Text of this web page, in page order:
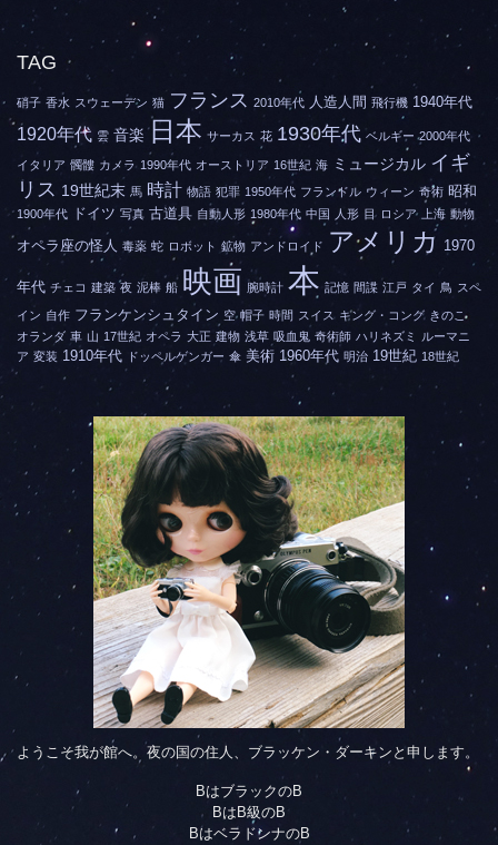
TAG
硝子 香水 スウェーデン 猫 フランス 2010年代 人造人間 飛行機 1940年代
1920年代 雲 音楽 日本 サーカス 花 1930年代 ベルギー 2000年代
イタリア 髑髏 カメラ 1990年代 オーストリア 16世紀 海 ミュージカル イギ
リス 19世紀末 馬 時計 物語 犯罪 1950年代 フランドル ウィーン 奇術 昭和
1900年代 ドイツ 写真 古道具 自動人形 1980年代 中国 人形 目 ロシア 上海 動物
オペラ座の怪人 毒薬 蛇 ロボット 鉱物 アンドロイド アメリカ 1970
年代 チェコ 建築 夜 泥棒 船 映画 腕時計 本 記憶 間諜 江戸 タイ 鳥 スペ
イン 自作 フランケンシュタイン 空 帽子 時間 スイス キング・コング きのこ
オランダ 車 山 17世紀 オペラ 大正 建物 浅草 吸血鬼 奇術師 ハリネズミ
ルーマニ
ア 変装 1910年代 ドッペルゲンガー 傘 美術 1960年代 明治 19世紀 18世紀
ようこそ我が館へ。夜の国の住人、ブラッケン・ダーキンと申します。
BはブラックのB
BはB級のB
BはベラドンナのB